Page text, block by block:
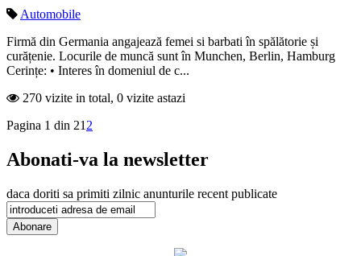
Automobile
Firmă din Germania angajează femei si barbati în spălătorie și
curățenie. Locurile de muncă sunt în Munchen, Berlin, Hamburg
Cerințe: • Interes în domeniul de c...
270 vizite in total, 0 vizite astazi
Pagina 1 din 21 2
Abonati-va la newsletter
daca doriti sa primiti zilnic anunturile recent publicate